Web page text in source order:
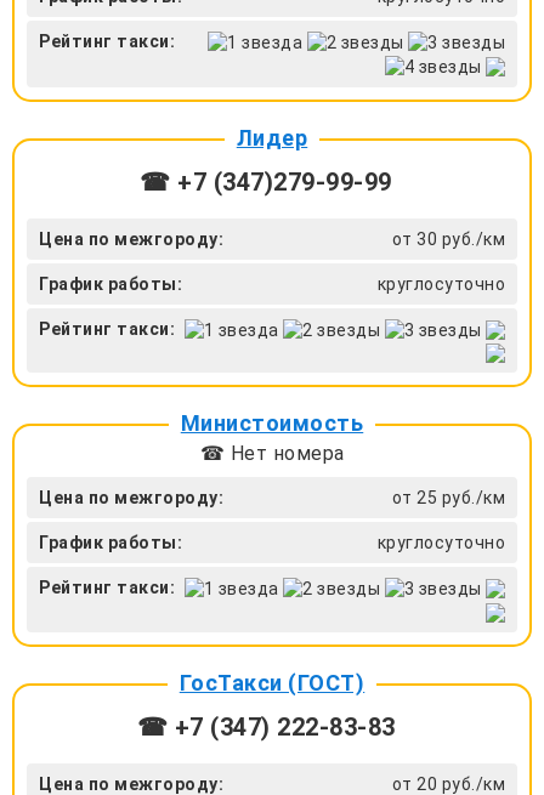
Рейтинг такси:
Лидер
☎ +7 (347)279-99-99
Цена по межгороду: от 30 руб./км
График работы: круглосуточно
Рейтинг такси:
Министоимость
☎ Нет номера
Цена по межгороду: от 25 руб./км
График работы: круглосуточно
Рейтинг такси:
ГосТакси (ГОСТ)
☎ +7 (347) 222-83-83
Цена по межгороду: от 20 руб./км